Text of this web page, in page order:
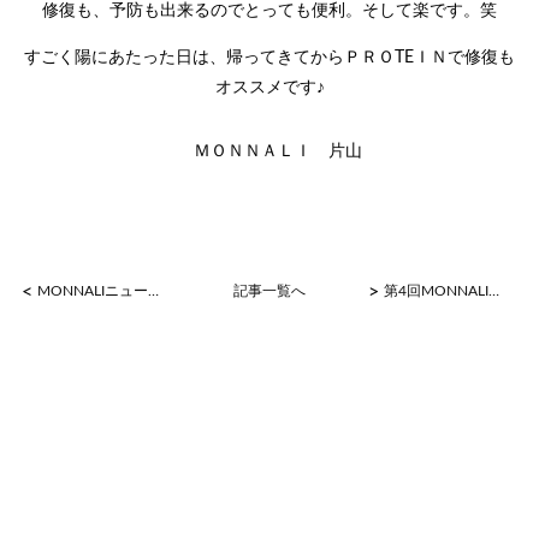
修復も、予防も出来るのでとっても便利。そして楽です。笑
すごく陽にあたった日は、帰ってきてからＰＲＯTEＩＮで修復も
オススメです♪
ＭＯＮＮＡＬＩ 片山
< MONNALIニュース No18 記事一覧へ > 第4回MONNALIコンテスト ＢＯＤＹ部門 特別賞受賞♪